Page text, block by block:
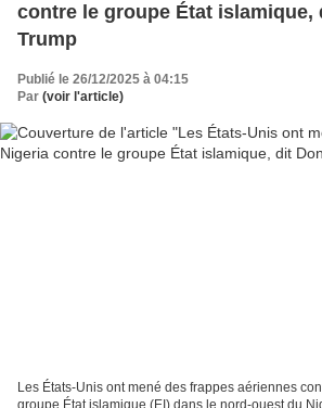
contre le groupe État islamique,
Trump
Publié le 26/12/2025 à 04:15
Par (voir l'article)
⁠Les ‍États-Unis ​ont ⁠mené des frappes aériennes
groupe État islamique (EI) dans ​le nord-ouest du